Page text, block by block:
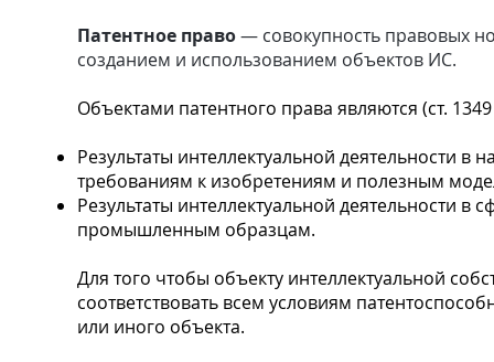
Патентное право— совокупность правовых
созданием и использованием объектов ИС.
Объектами патентного права являются (ст.
Результаты интеллектуальной деятельности
требованиям к изобретениям и полезным
Результаты интеллектуальной деятельности
промышленным образцам.
Для того чтобы объекту интеллектуальной
соответствовать всем условиям
или иного объекта.